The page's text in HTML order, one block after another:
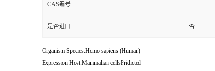
CAS编号
是否进口 否
Organism Species:Homo sapiens (Human)
Expression Host:Mammalian cellsPridicted